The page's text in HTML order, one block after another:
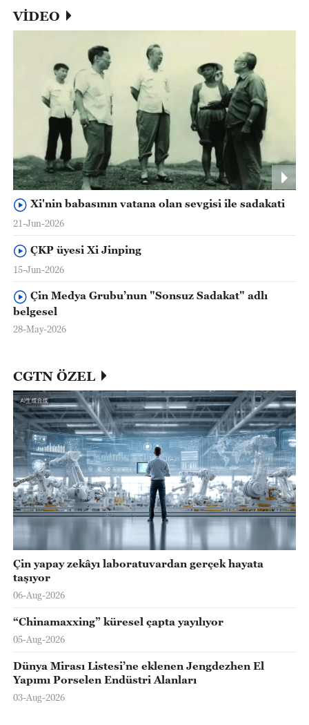
VİDEO
Xi'nin babasının vatana olan sevgisi ile sadakati
21-Jun-2026
ÇKP üyesi Xi Jinping
15-Jun-2026
Çin Medya Grubu’nun "Sonsuz Sadakat" adlı
belgesel
28-May-2026
CGTN ÖZEL
Çin yapay zekâyı laboratuvardan gerçek hayata
taşıyor
06-Aug-2026
“Chinamaxxing” küresel çapta yayılıyor
05-Aug-2026
Dünya Mirası Listesi’ne eklenen Jengdezhen El
Yapımı Porselen Endüstri Alanları
03-Aug-2026